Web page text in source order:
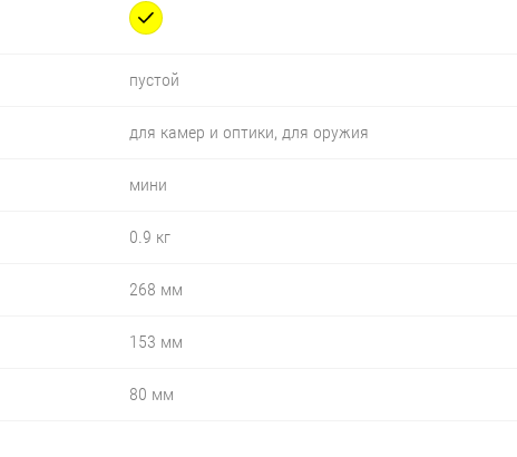
пустой
для камер и оптики, для оружия
мини
0.9 кг
268 мм
153 мм
80 мм